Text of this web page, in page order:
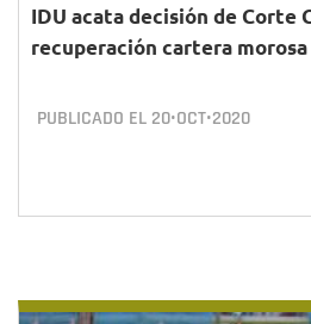
IDU acata decisión de Corte
recuperación cartera morosa
PUBLICADO EL 20•OCT•2020